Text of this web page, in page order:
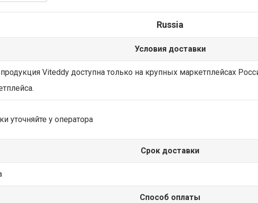
Russia
Условия доставки
Viteddy доступна только на крупных маркетплейсах
уточняйте у оператора
Срок доставки
Способ оплаты